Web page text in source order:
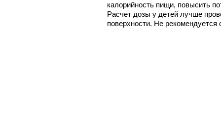
калорийность пищи, повысить
Расчет дозы у детей лучше
поверхности. Не